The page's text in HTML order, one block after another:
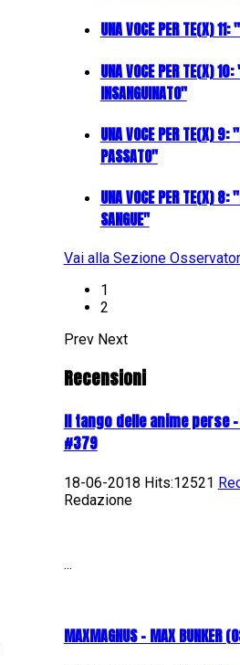
UNA VOCE PER TE(X)
UNA VOCE PER TE(X) 10:
INSANGUINATO"
UNA VOCE PER TE(X) 9:
PASSATO"
UNA VOCE PER TE(X) 8:
SANGUE"
Vai alla Sezione
1
2
Prev Next
Recensioni
Il tango delle anime perse -
#379
18-06-2018 Hits:12521
Redazione
...
MAXMAGNUS – MAX BUNKER